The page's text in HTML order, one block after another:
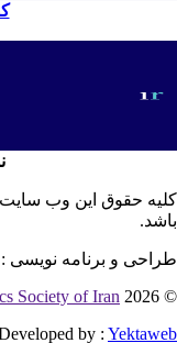
حقوق این وب سایت
و برنامه نویسی :
©
Society of Iran
Developed by :